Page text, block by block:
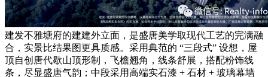
建发不雅塘府的建建外立面，是盛唐美学取现代工艺的完满融
合，实景比结果图更具质感。采用典范的 “三段式” 设想，屋
顶自创唐代歇山顶形制，飞檐翘角，线条舒展，搭配粉饰线
条，尽显盛唐气韵；中段采用高端实石漆 + 石材 + 玻璃幕墙